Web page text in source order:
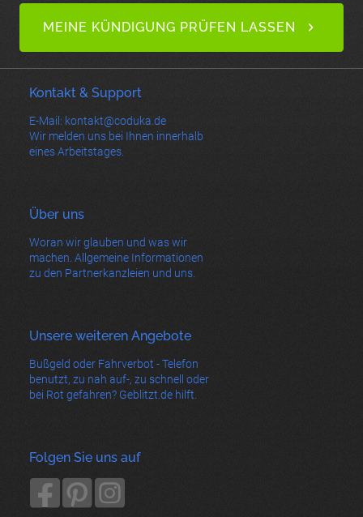
MEINE KÜNDIGUNG PRÜFEN LASSEN
Kontakt & Support
E-Mail: kontakt@coduka.de
Wir melden uns bei Ihnen innerhalb
eines Arbeitstages.
Über uns
Woran wir glauben und was wir
machen. Allgemeine Informationen
zu den Partnerkanzleien und uns.
Unsere weiteren Angebote
Bußgeld oder Fahrverbot - Telefon
benutzt, zu nah auf-, zu schnell oder
bei Rot gefahren? Geblitzt.de hilft.
Folgen Sie uns auf